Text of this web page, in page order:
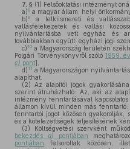
7. § (1) Felsőoktatási intézményt
a)8 a magyar állam, helyi
b)9
a lelkiismereti és
vallásfelekezetek és vallási
nyilvántartásba vett egyház és
továbbiakban együtt: egyházi jogi
c) 10 a Magyarország területén
Polgári Törvénykönyvről szóló 1959.
c) pont],
d) 11 a Magyarországon
alapíthat.
(2) Az alapítói jogok
szerint átruházható. Az, aki az
intézmény fenntartásával
államon kívül minden más
fenntartói jogot közösen gyakorolják,
és a kötelezettségek teljesítésének
(3) Költségvetési szervként
bekezdésa) pontjában
pontjában felsoroltak közösen,